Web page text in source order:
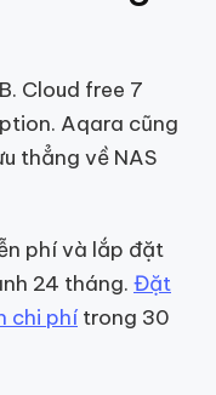
Cloud free 7
Aqara cũng
thẳng về NAS
phí và lắp đặt
24 tháng. Đặt
chi phí trong 30